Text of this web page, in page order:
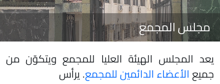
مجلس المجمع
يعد المجلس الهيئة العليا للمجمع ويتكوّن من
جميعالأعضاء الدائمين للمجمع. يرأس